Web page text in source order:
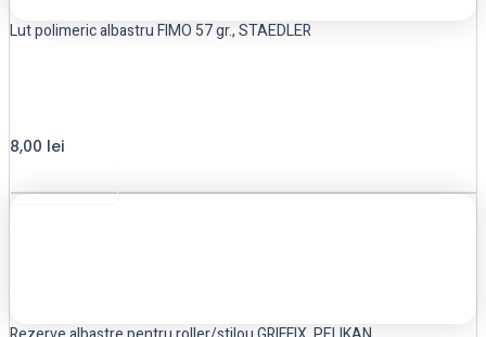
Lut polimeric albastru FIMO 57 gr., STAEDLER
8,00 lei